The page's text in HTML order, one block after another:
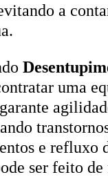
a
uma
e refluxo
ser feito de